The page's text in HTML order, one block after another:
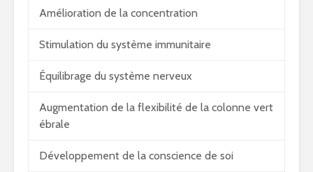
Amélioration de la concentration
Stimulation du système immunitaire
Équilibrage du système nerveux
Augmentation de la flexibilité de la colonne vert
ébrale
Développement de la conscience de soi